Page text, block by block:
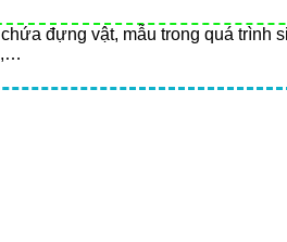
đựng vật, mẫu trong quá trình